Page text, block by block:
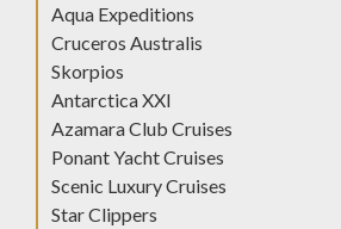
Aqua Expeditions
Cruceros Australis
Skorpios
Antarctica XXI
Azamara Club Cruises
Ponant Yacht Cruises
Scenic Luxury Cruises
Star Clippers